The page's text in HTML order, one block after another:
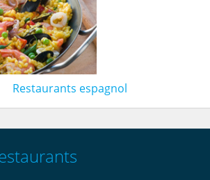
Restaurants espagnol